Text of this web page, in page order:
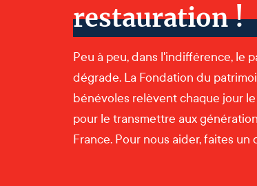
restauration !
Peu à peu, dans l'indifférence, le
dégrade. La Fondation du
bénévoles relèvent chaque jour
pour le transmettre aux
France. Pour nous aider, faites un